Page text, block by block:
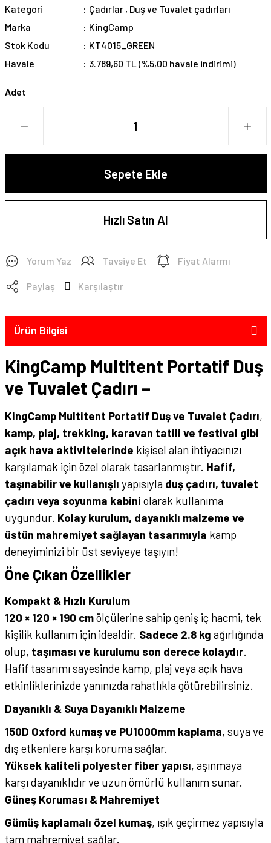
Kategori Çadırlar , Duş ve Tuvalet çadırları
Marka
KingCamp
Stok Kodu
KT4015_GREEN
Havale
3.789,60 TL (%5,00 havale indirimi)
Adet
Sepete Ekle
Hızlı Satın Al
Yorum Yaz Tavsiye Et Fiyat Alarmı
Paylaş Karşılaştır
Ürün Bilgisi
KingCamp Multitent Portatif Duş
ve Tuvalet Çadırı –
KingCamp Multitent Portatif Duş ve Tuvalet Çadırı,
kamp, plaj, trekking, karavan tatili ve festival gibi
açık hava aktivitelerinde kişisel alan ihtiyacınızı
karşılamak için özel olarak tasarlanmıştır. Hafif,
taşınabilir ve kullanışlı yapısıyla duş çadırı, tuvalet
çadırı veya soyunma kabini olarak kullanıma
uygundur. Kolay kurulum, dayanıklı malzeme ve
üstün mahremiyet sağlayan tasarımıyla kamp
deneyiminizi bir üst seviyeye taşıyın!
Öne Çıkan Özellikler
Kompakt & Hızlı Kurulum
120 × 120 × 190 cmölçülerine sahip geniş iç hacmi, tek
kişilik kullanım için idealdir. Sadece 2.8 kg ağırlığında
olup, taşıması ve kurulumu son derece kolaydır.
Hafif tasarımı sayesinde kamp, plaj veya açık hava
etkinliklerinizde yanınızda rahatlıkla götürebilirsiniz.
Dayanıklı & Suya Dayanıklı Malzeme
150D Oxford kumaş ve PU1000mm kaplama, suya ve
dış etkenlere karşı koruma sağlar.
Yüksek kaliteli polyester fiber yapısı, aşınmaya
karşı dayanıklıdır ve uzun ömürlü kullanım sunar.
Güneş Koruması & Mahremiyet
Gümüş kaplamalı özel kumaş, ışık geçirmez yapısıyla
tam mahremiyet sağlar.